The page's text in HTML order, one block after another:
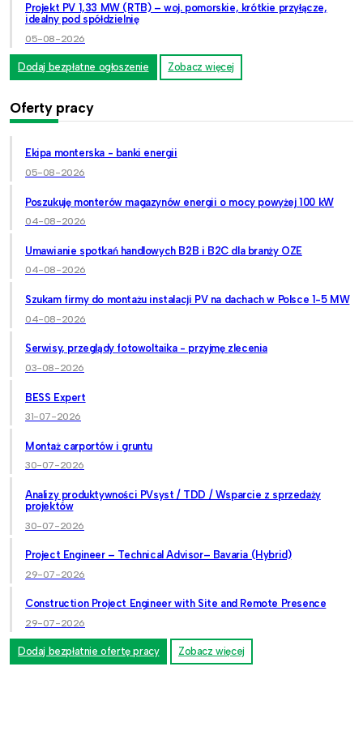
Projekt PV 1,33 MW (RTB) – woj. pomorskie, krótkie przyłącze,
idealny pod spółdzielnię
05-08-2026
Dodaj bezpłatne ogłoszenie Zobacz więcej
Oferty pracy
Ekipa monterska - banki energii
05-08-2026
Poszukuję monterów magazynów energii o mocy powyżej 100 kW
04-08-2026
Umawianie spotkań handlowych B2B i B2C dla branży OZE
04-08-2026
Szukam firmy do montażu instalacji PV na dachach w Polsce 1-5 MW
04-08-2026
Serwisy, przeglądy fotowoltaika - przyjmę zlecenia
03-08-2026
BESS Expert
31-07-2026
Montaż carportów i gruntu
30-07-2026
Analizy produktywności PVsyst / TDD / Wsparcie z sprzedaży
projektów
30-07-2026
Project Engineer – Technical Advisor– Bavaria (Hybrid)
29-07-2026
Construction Project Engineer with Site and Remote Presence
29-07-2026
Dodaj bezpłatnie ofertę pracy Zobacz więcej